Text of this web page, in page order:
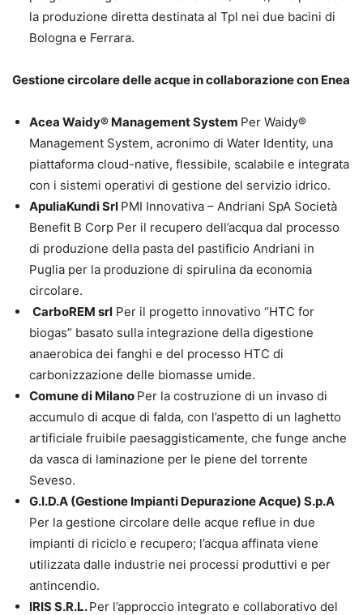
la produzione diretta destinata al Tpl nei due bacini di
Bologna e Ferrara.
Gestione circolare delle acque in collaborazione con Enea
Acea Waidy® Management System Per Waidy®
Management System, acronimo di Water Identity, una
piattaforma cloud-native, flessibile, scalabile e integrata
con i sistemi operativi di gestione del servizio idrico.
ApuliaKundi Srl PMI Innovativa – Andriani SpA Società
Benefit B Corp Per il recupero dell’acqua dal processo
di produzione della pasta del pastificio Andriani in
Puglia per la produzione di spirulina da economia
circolare.
CarboREM srl Per il progetto innovativo “HTC for
biogas” basato sulla integrazione della digestione
anaerobica dei fanghi e del processo HTC di
carbonizzazione delle biomasse umide.
Comune di Milano Per la costruzione di un invaso di
accumulo di acque di falda, con l’aspetto di un laghetto
artificiale fruibile paesaggisticamente, che funge anche
da vasca di laminazione per le piene del torrente
Seveso.
G.I.D.A (Gestione Impianti Depurazione Acque) S.p.A
Per la gestione circolare delle acque reflue in due
impianti di riciclo e recupero; l’acqua affinata viene
utilizzata dalle industrie nei processi produttivi e per
antincendio.
IRIS S.R.L.Per l’approccio integrato e collaborativo del